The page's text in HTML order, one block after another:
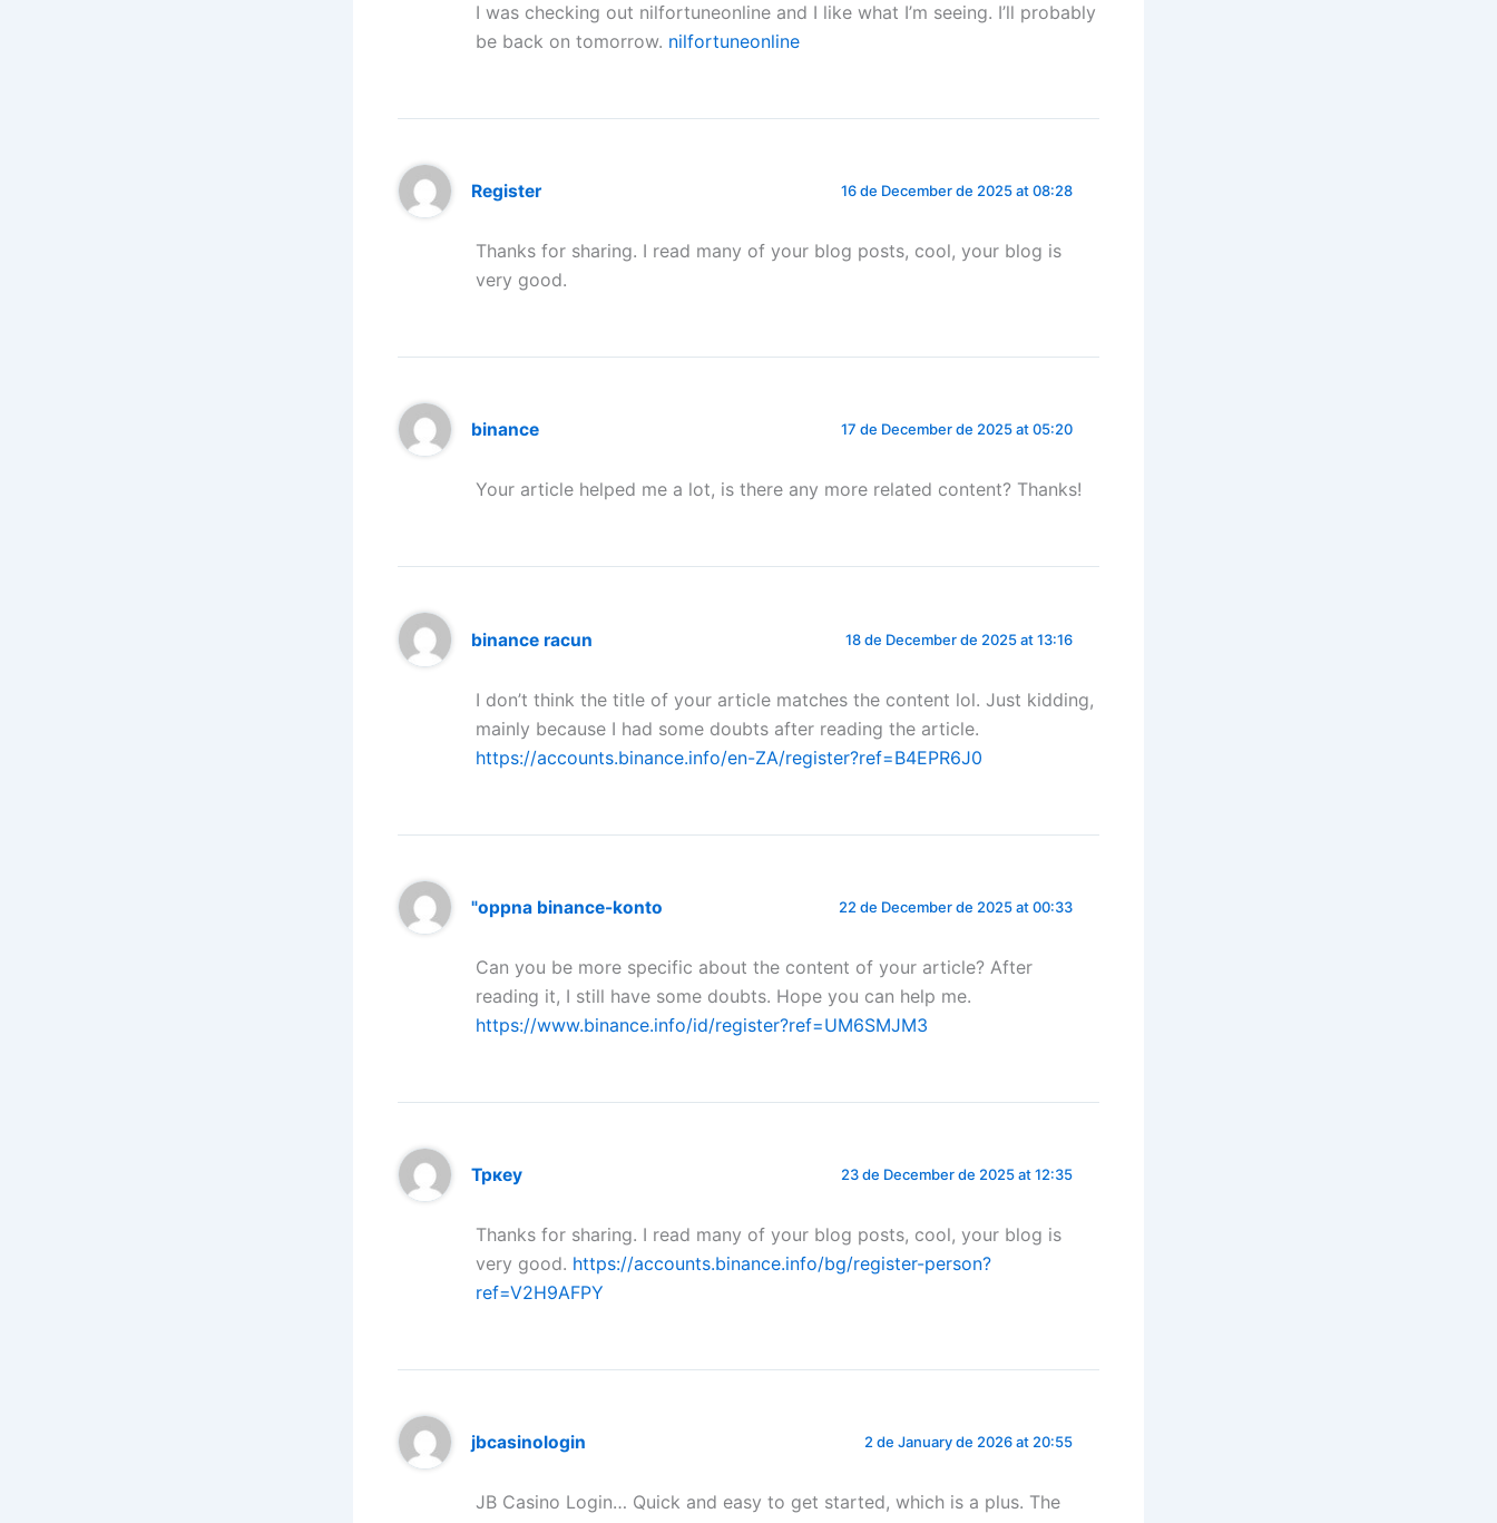
I was checking out nilfortuneonline and I like what I’m seeing. I’ll probably
be back on tomorrow. nilfortuneonline
Register 16 de December de 2025 at 08:28
Thanks for sharing. I read many of your blog posts, cool, your blog is
very good.
binance 17 de December de 2025 at 05:20
Your article helped me a lot, is there any more related content? Thanks!
binance racun 18 de December de 2025 at 13:16
I don’t think the title of your article matches the content lol. Just kidding,
mainly because I had some doubts after reading the article.
https://accounts.binance.info/en-ZA/register?ref=B4EPR6J0
"oppna binance-konto 22 de December de 2025 at 00:33
Can you be more specific about the content of your article? After
reading it, I still have some doubts. Hope you can help me.
https://www.binance.info/id/register?ref=UM6SMJM3
Тркеу 23 de December de 2025 at 12:35
Thanks for sharing. I read many of your blog posts, cool, your blog is
very good. https://accounts.binance.info/bg/register-person?
ref=V2H9AFPY
jbcasinologin 2 de January de 2026 at 20:55
JB Casino Login… Quick and easy to get started, which is a plus. The